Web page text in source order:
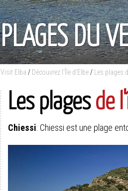
PLAGES DU
Visit Elba / Découvrez l’Île d’Elbe/ Les plages
Les plages de
Chiessi: Chiessi est une plage